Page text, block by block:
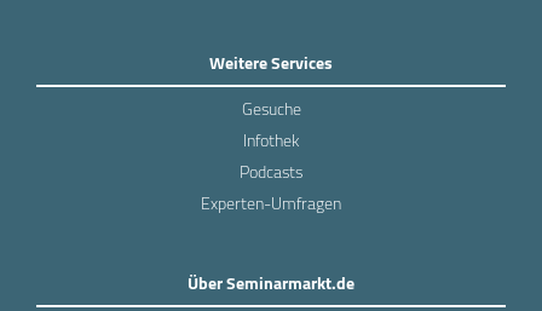
Weitere Services
Gesuche
Infothek
Podcasts
Experten-Umfragen
Über Seminarmarkt.de